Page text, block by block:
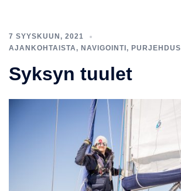
7 SYYSKUUN, 2021
AJANKOHTAISTA, NAVIGOINTI , PURJEHDUS
Syksyn tuulet